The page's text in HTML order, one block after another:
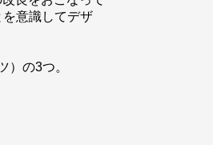
意識してデザ
）の3つ。